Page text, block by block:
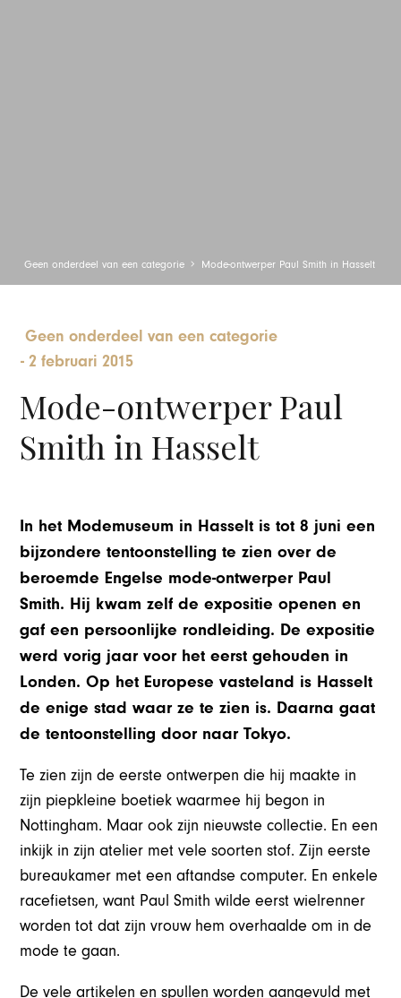
Geen onderdeel van een categorie Mode-ontwerper Paul Smith in Hasselt
Geen onderdeel van een categorie
-2 februari 2015
Mode-ontwerper Paul
Smith in Hasselt
In het Modemuseum in Hasselt is tot 8 juni een
bijzondere tentoonstelling te zien over de
beroemde Engelse mode-ontwerper Paul
Smith. Hij kwam zelf de expositie openen en
gaf een persoonlijke rondleiding. De expositie
werd vorig jaar voor het eerst gehouden in
Londen. Op het Europese vasteland is Hasselt
de enige stad waar ze te zien is. Daarna gaat
de tentoonstelling door naar Tokyo.
Te zien zijn de eerste ontwerpen die hij maakte in
zijn piepkleine boetiek waarmee hij begon in
Nottingham. Maar ook zijn nieuwste collectie. En een
inkijk in zijn atelier met vele soorten stof. Zijn eerste
bureaukamer met een aftandse computer. En enkele
racefietsen, want Paul Smith wilde eerst wielrenner
worden tot dat zijn vrouw hem overhaalde om in de
mode te gaan.
De vele artikelen en spullen worden aangevuld met